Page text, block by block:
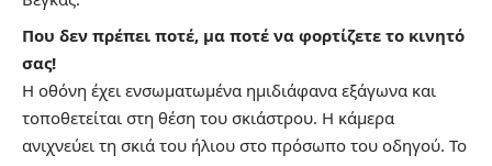
Που δεν πρέπει ποτέ, μα ποτέ να φορτίζετε το κινητό
σας!
Η οθόνη έχει ενσωματωμένα ημιδιάφανα εξάγωνα και
τοποθετείται στη θέση του σκιάστρου. Η κάμερα
ανιχνεύει τη σκιά του ήλιου στο πρόσωπο του οδηγού. Το